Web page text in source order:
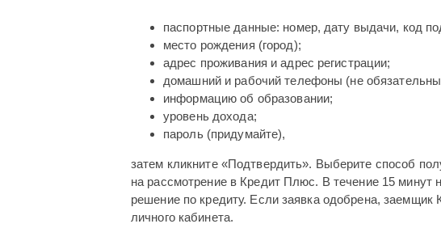
паспортные данные: номер, дату выдачи, код
место рождения (город);
адрес проживания и адрес регистрации;
домашний и рабочий телефоны (не
информацию об образовании;
уровень дохода;
пароль (придумайте),
затем кликните «Подтвердить». Выберите способ
на рассмотрение в Кредит Плюс. В течение 15
решение по кредиту. Если заявка одобрена,
личного кабинета.